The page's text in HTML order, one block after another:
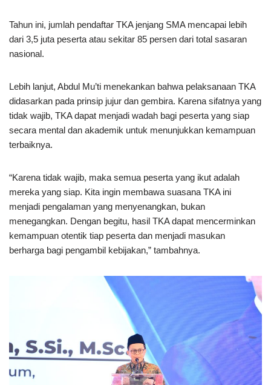
Tahun ini, jumlah pendaftar TKA jenjang SMA mencapai lebih
dari 3,5 juta peserta atau sekitar 85 persen dari total sasaran
nasional.
Lebih lanjut, Abdul Mu’ti menekankan bahwa pelaksanaan TKA
didasarkan pada prinsip jujur dan gembira. Karena sifatnya yang
tidak wajib, TKA dapat menjadi wadah bagi peserta yang siap
secara mental dan akademik untuk menunjukkan kemampuan
terbaiknya.
“Karena tidak wajib, maka semua peserta yang ikut adalah
mereka yang siap. Kita ingin membawa suasana TKA ini
menjadi pengalaman yang menyenangkan, bukan
menegangkan. Dengan begitu, hasil TKA dapat mencerminkan
kemampuan otentik tiap peserta dan menjadi masukan
berharga bagi pengambil kebijakan,” tambahnya.